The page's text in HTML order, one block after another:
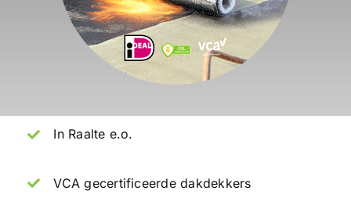
In Raalte e.o.
VCA gecertificeerde dakdekkers